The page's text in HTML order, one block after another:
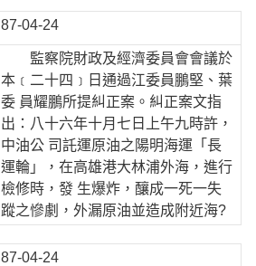
87-04-24
監察院財政及經濟委員會會議於
本﹝二十四﹞日通過江委員鵬堅、葉
委 員耀鵬所提糾正案。糾正案文指
出：八十六年十月七日上午九時許，
中油公 司託運原油之陽明海運「長
運輪」，在高雄港大林浦外海，進行
檢修時，發 生爆炸，釀成一死一失
蹤之慘劇，外漏原油並造成附近海?
87-04-24